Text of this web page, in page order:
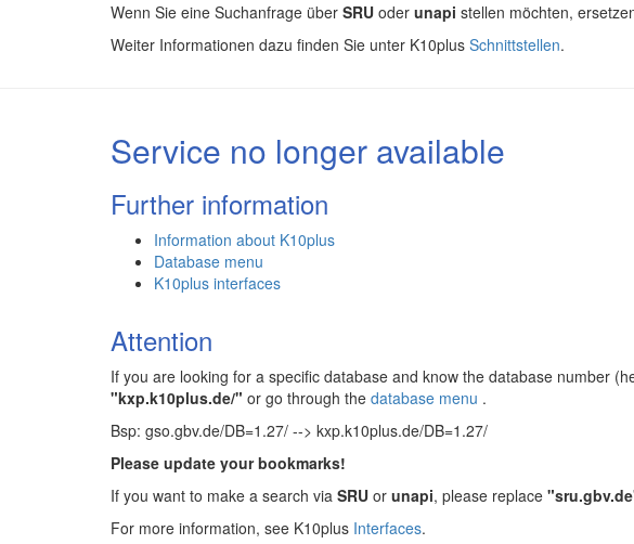
Wenn Sie eine Suchanfrage über SRU oder unapi stellen möchten,
Weiter Informationen dazu finden Sie unter K10plus Schnittstellen.
Service no longer available
Further information
Information about K10plus
Database menu
K10plus interfaces
Attention
If you are looking for a specific database and know the database number
"kxp.k10plus.de/" or go through the database menu .
Bsp: gso.gbv.de/DB=1.27/ --> kxp.k10plus.de/DB=1.27/
Please update your bookmarks!
If you want to make a search via SRU or unapi, please replace
For more information, see K10plus Interfaces.